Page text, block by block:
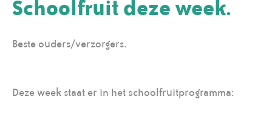
Schoolfruit deze week.
Beste ouders/verzorgers.
Deze week staat er in het schoolfruitprogramma: